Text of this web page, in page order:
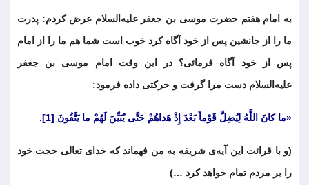
به امام هفتم حضرت موسی بن جعفر علیه‌السلام عرض کردم: پدرت
ما را از جانشین پس از خود آگاه کرد خوب است شما هم ما را از امام
پس از خود آگاه فرمائی؟ در این وقت امام موسی بن جعفر
علیه‌السلام دست مرا گرفت و حرکتی داده فرمود:
«ما کانَ اللَّهُ لِیُضِلَّ قَوْماً بَعْدَ إِذْ هَداهُمْ حَتَّی یُبَیِّنَ لَهُمْ ما یَتَّقُونَ [1].
(و با قرائت این آیه‌ی شریفه به من فهماند که خدای تعالی حجت خود
را بر مردم تمام خواهد کرد …)